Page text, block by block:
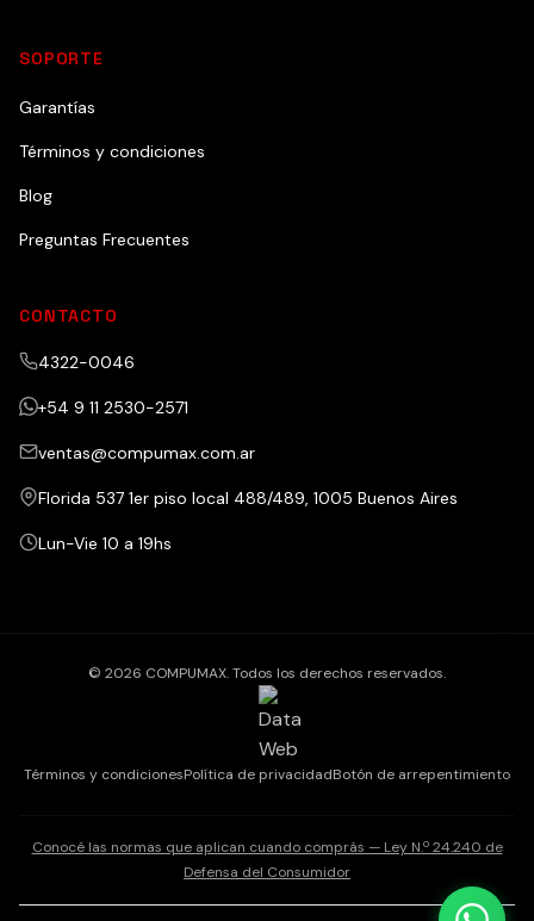
SOPORTE
Garantías
Términos y condiciones
Blog
Preguntas Frecuentes
CONTACTO
4322-0046
+54 9 11 2530-2571
ventas@compumax.com.ar
Florida 537 1er piso local 488/489, 1005 Buenos Aires
Lun-Vie 10 a 19hs
© 2026 COMPUMAX. Todos los derechos reservados.
Términos y condicionesPolítica de privacidadBotón de arrepentimiento
Conocé las normas que aplican cuando comprás — Ley N.º 24.240 de
Defensa del Consumidor